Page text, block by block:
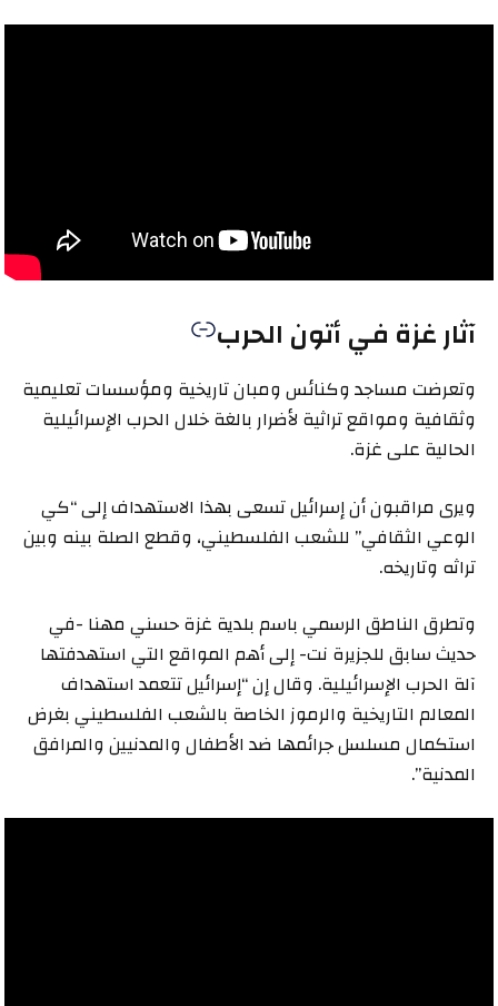
آثار غزة في أتون الحرب
وتعرضت مساجد وكنائس ومبان تاريخية ومؤسسات تعليمية
وثقافية ومواقع تراثية لأضرار بالغة خلال الحرب الإسرائيلية
الحالية على غزة.
ويرى مراقبون أن إسرائيل تسعى بهذا الاستهداف إلى “كي
الوعي الثقافي” للشعب الفلسطيني، وقطع الصلة بينه وبين
تراثه وتاريخه.
وتطرق الناطق الرسمي باسم بلدية غزة حسني مهنا -في
حديث سابق للجزيرة نت- إلى أهم المواقع التي استهدفتها
آلة الحرب الإسرائيلية. وقال إن “إسرائيل تتعمد استهداف
المعالم التاريخية والرموز الخاصة بالشعب الفلسطيني بغرض
استكمال مسلسل جرائمها ضد الأطفال والمدنيين والمرافق
المدنية”.